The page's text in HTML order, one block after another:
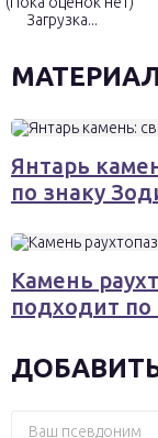
Загрузка...
Янтарь
по знаку
Камень
подходит по